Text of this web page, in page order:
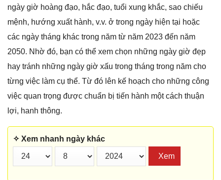
ngày giờ hoàng đạo, hắc đạo, tuổi xung khắc, sao chiếu
mệnh, hướng xuất hành, v.v. ở trong ngày hiện tại hoặc
các ngày tháng khác trong năm từ năm 2023 đến năm
2050. Nhờ đó, bạn có thể xem chọn những ngày giờ đẹp
hay tránh những ngày giờ xấu trong tháng trong năm cho
từng việc làm cụ thể. Từ đó lên kế hoạch cho những công
việc quan trọng được chuẩn bị tiến hành một cách thuận
lợi, hanh thông.
✧ Xem nhanh ngày khác
Xem